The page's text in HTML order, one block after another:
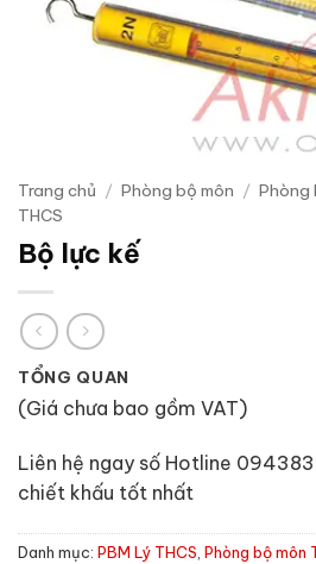
Trang chủ / Phòng bộ môn / Phòng
THCS
Bộ lực kế
TỔNG QUAN
(Giá chưa bao gồm VAT)
Liên hệ ngay số Hotline
chiết khấu tốt nhất
Danh mục: PBM Lý THCS Phòng bộ môn